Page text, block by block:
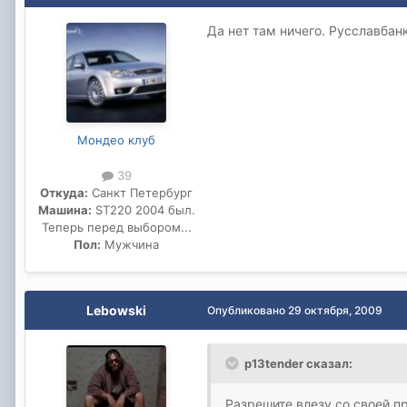
Мондео клуб
39
Откуда: Санкт Петербург
Машина: ST220 2004 был.
Теперь перед выбором...
Пол: Мужчина
Да нет там ничего.
Lebowski Опубликовано 29 октября, 2009
p13tender сказал:
Разрешите влезу со своей